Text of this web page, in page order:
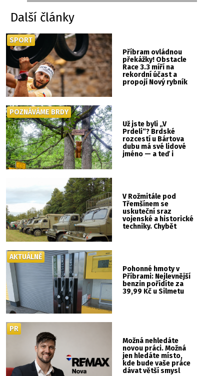
Další články
Příbram ovládnou
překážky! Obstacle
Race 3.3 míří na
rekordní účast a
propojí Nový rybník
SPORT
Už jste byli „V
Prdeli“? Brdské
rozcestí u Bártova
dubu má své lidové
jméno — a teď i
POZNÁVÁME BRDY
V Rožmitále pod
Třemšínem se
uskuteční sraz
vojenské a historické
techniky. Chybět
Pohonné hmoty v
Příbrami: Nejlevnější
benzin pořídíte za
39,99 Kč u Silmetu
AKTUÁLNĚ
Možná nehledáte
novou práci. Možná
jen hledáte místo,
kde bude vaše práce
dávat větší smysl
PR